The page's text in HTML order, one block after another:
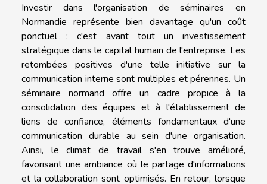
Investir dans l'organisation de séminaires en
Normandie représente bien davantage qu'un coût
ponctuel ; c'est avant tout un investissement
stratégique dans le capital humain de l'entreprise. Les
retombées positives d'une telle initiative sur la
communication interne sont multiples et pérennes. Un
séminaire normand offre un cadre propice à la
consolidation des équipes et à l'établissement de
liens de confiance, éléments fondamentaux d'une
communication durable au sein d'une organisation.
Ainsi, le climat de travail s'en trouve amélioré,
favorisant une ambiance où le partage d'informations
et la collaboration sont optimisés. En retour, lorsque